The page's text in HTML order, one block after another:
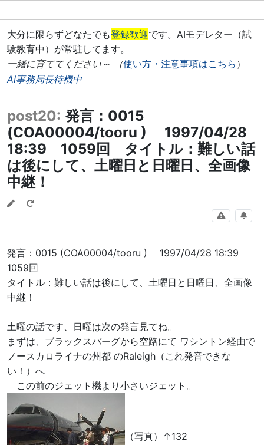
大分に限らずどなたでも登録歓迎です。AIモデレター（試
験教育中）が常駐してます。
一緒に育ててください～ （使い方・注意事項はこちら ）
AI事務局長待機中
post20: 発言：0015
(COA00004/tooru ) 1997/04/28
18:39 1059回 タイトル：難しい話
は後にして、土曜日と日曜日、全画像
中継！
発言：0015 (COA00004/tooru ) 1997/04/28 18:39
1059回
タイトル：難しい話は後にして、土曜日と日曜日、全画像
中継！
土曜の話です、日曜は次の発言見てね。
まずは、ブラックスバーグから空路にて ワシントン経由で
ノースカロライナの州都 のRaleigh（これ発音できな
い！）へ
この前のジェット機より小さいジェット。
（写真）↑132